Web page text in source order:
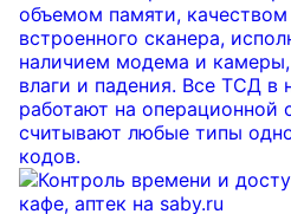
объемом памяти,
встроенного сканера,
наличием модема и
влаги и падения. Все ТСД в
работают на операционной
считывают любые типы
кодов.